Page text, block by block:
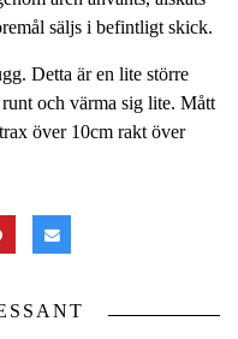
säljs i befintligt skick.
Detta är en lite större
och värma sig lite. Mått
över 10cm rakt över